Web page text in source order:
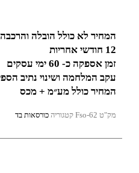
המחיר לא כולל הובלה והרכבה
12 חודשי אחריות
זמן אספקה כ- 60 ימי עסקים
עקב המלחמה ושינוי נתיב
המחיר כולל מע״מ + מכס
מק"טFso-62 קטגוריה כורסאות בד